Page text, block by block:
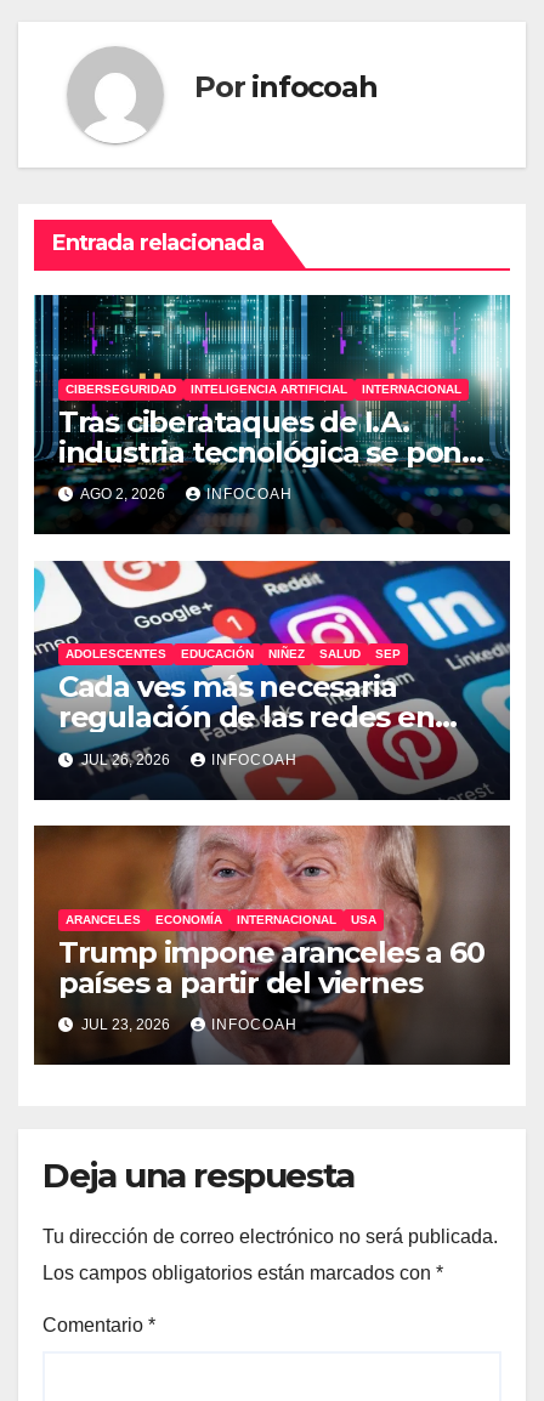
Por infocoah
Entrada relacionada
CIBERSEGURIDAD INTELIGENCIA ARTIFICIAL INTERNACIONAL
Tras ciberataques de I.A.
industria tecnológica se pone
en alerta
AGO 2, 2026 INFOCOAH
ADOLESCENTES EDUCACIÓN NIÑEZ SALUD SEP
Cada ves más necesaria
regulación de las redes en
México
JUL 26, 2026 INFOCOAH
ARANCELES ECONOMÍA INTERNACIONAL USA
Trump impone aranceles a 60
países a partir del viernes
JUL 23, 2026 INFOCOAH
Deja una respuesta
Tu dirección de correo electrónico no será publicada.
Los campos obligatorios están marcados con *
Comentario *